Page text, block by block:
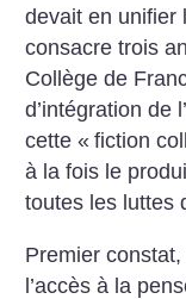
devait en unifier
consacre trois
Collège de
d’intégration de
cette « fiction
à la fois le
toutes les luttes
Premier
l’accès à la